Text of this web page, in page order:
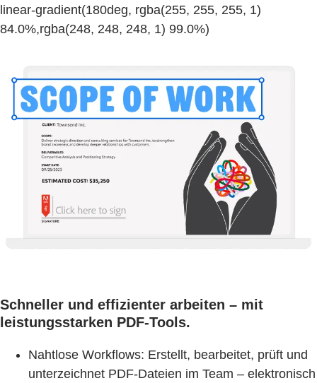
linear-gradient(180deg, rgba(255, 255, 255, 1)
84.0%,rgba(248, 248, 248, 1) 99.0%)
Schneller und effizienter arbeiten – mit
leistungsstarken PDF-Tools.
Nahtlose Workflows: Erstellt, bearbeitet, prüft und
unterzeichnet PDF-Dateien im Team – elektronisch